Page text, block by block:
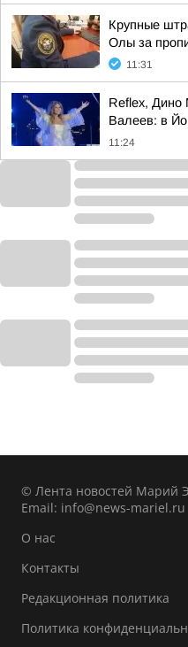
Крупные
Олы за
11:31
Reflex,
Валеев: в
11:24
© Лента новостей Марий
Email: info@news-mariel.ru
О нас
Контакты
Редакционная политика
Политика